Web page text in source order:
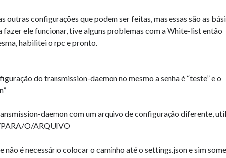
outras configurações que podem ser feitas, mas essas são as
fazer ele funcionar, tive alguns problemas com a White-list então
habilitei o rpc e pronto.
do transmission-daemonno mesmo a senha é “teste” e o
daemon com um arquivo de configuração diferente,
O/ARQUIVO
não é necessário colocar o caminho até o settings.json e sim